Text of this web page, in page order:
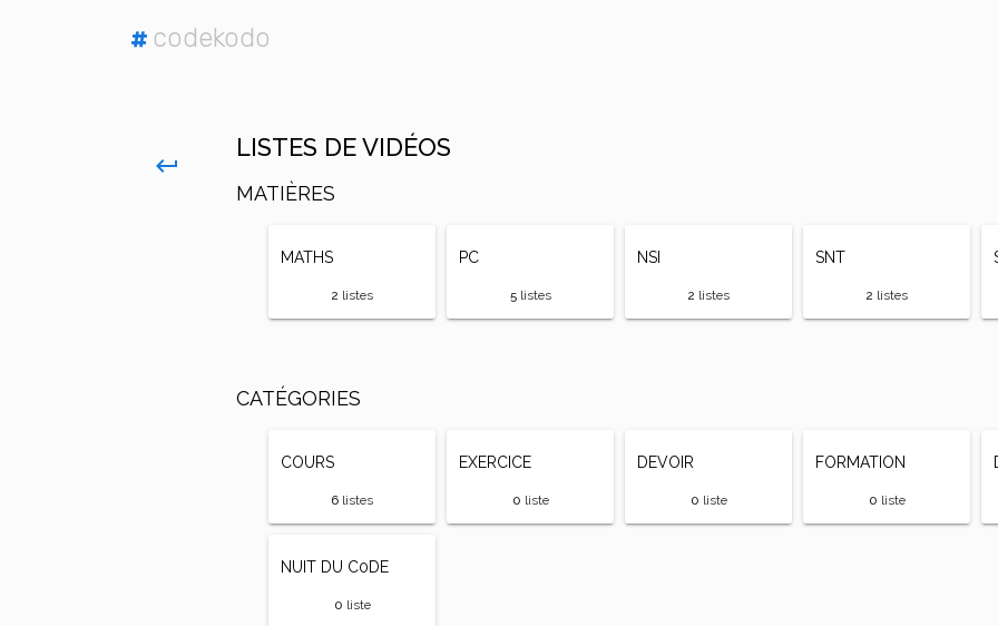
# codekodo
keyboard_return
LISTES DE VIDÉOS
MATIÈRES
MATHS
2 listes
PC
5listes
NSI
2 listes
SNT
2 listes
CATÉGORIES
COURS
6 listes
EXERCICE
0 liste
DEVOIR
0 liste
FORMATION
0 liste
NUIT DU C0DE
0 liste